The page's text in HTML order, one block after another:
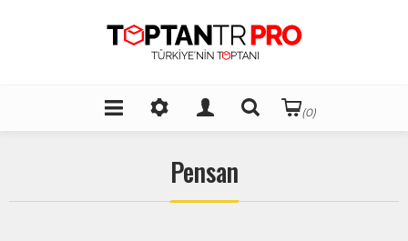
(0)
Pensan